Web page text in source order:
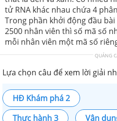
tử RNA khác nhau chứa 4
Trong phần khởi động đầu
2500 nhân viên thì số mã số
mỗi nhân viên một mã số
QUẢNG
Lựa chọn câu để xem lời giải
HĐ Khám phá 2
Thực hành 3
Vận